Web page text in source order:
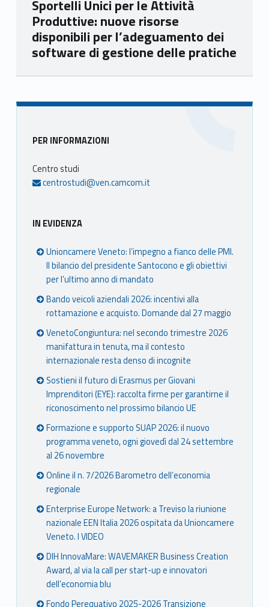
Sportelli Unici per le Attività
Produttive: nuove risorse
disponibili per l’adeguamento dei
software di gestione delle pratiche
Skip back to main navigation
Sidebar
PER INFORMAZIONI
Centro studi
centrostudi@ven.camcom.it
IN EVIDENZA
Unioncamere Veneto: l’impegno a fianco delle PMI.
Il bilancio del presidente Santocono e gli obiettivi
per l’ultimo anno di mandato
Bando veicoli aziendali 2026: incentivi alla
rottamazione e acquisto. Domande dal 27 maggio
VenetoCongiuntura: nel secondo trimestre 2026
manifattura in tenuta, ma il contesto
internazionale resta denso di incognite
Sostieni il futuro di Erasmus per Giovani
Imprenditori (EYE): raccolta firme per garantirne il
riconoscimento nel prossimo bilancio UE
Formazione e supporto SUAP 2026: il nuovo
programma veneto, ogni giovedì dal 24 settembre
al 26 novembre
Online il n. 7/2026 Barometro dell’economia
regionale
Enterprise Europe Network: a Treviso la riunione
nazionale EEN Italia 2026 ospitata da Unioncamere
Veneto. I VIDEO
DIH InnovaMare: WAVEMAKER Business Creation
Award, al via la call per start-up e innovatori
dell’economia blu
Fondo Perequativo 2025-2026 Transizione